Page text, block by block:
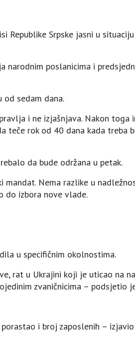
Republike Srpske jasni u
poslanicima i
od sedam dana.
i ne izjašnjava. Nakon toga
teče rok od 40 dana kada treba
da bude održana u petak.
Nema razlike u
do izbora nove vlade.
u specifičnim okolnostima.
rat u Ukrajini koji je uticao na
zvaničnicima – podsjetio
i broj zaposlenih – izjavio